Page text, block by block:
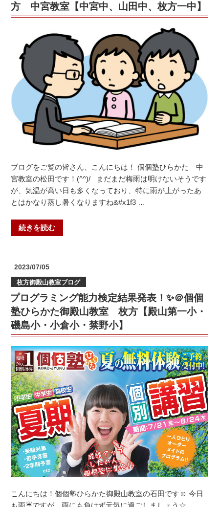
の
い
＠
教
室
【小
醍
醐
小・
醐
小・
勧
修
醍
醐
丘
中・
栗
陵
中】”
の
方 中宮教室【中宮中、山田中、枚方一中】
ブログをご覧の皆さん、こんにちは！ 個個塾ひらかた 中
宮教室の松田です！(^^)/ まだまだ梅雨は明けないそうです
が、気温が高い日も多くなっており、特に雨が上がったあ
とはかなり蒸し暑くなりますね&#x1f3 …
“個
別
施
中！
☆
彡
＠
個
個
塾
ひ
ら
か
た
枚
方
中
宮
教
【中
続きを読む
投
日:
2023/07/05
枚方御殿山教室ブログ
プログラミング能力検定結果発表！✨＠個個
塾ひらかた御殿山教室 枚方【殿山第一小・
磯島小・小倉小・禁野小】
こんにちは！個個塾ひらかた御殿山教室の石田です☺ 今日